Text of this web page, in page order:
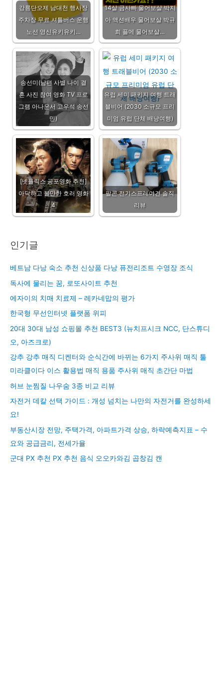
강릉단오제 남대천 행사장
주차장 무료 셔틀버스 운행
노선 영신유키유키…
14살 금사빠 물어보살 박지
아 액션배우 물어보살 박규
희 플메 물어보살…
송선미(남편 사별 나이 결
혼 사진 참여 영화 TV 프로
그램 아나운서 고우석 송선
민)
유럽 세미 패키지 여행 트래
블비어 (2030 소규모 프리
미엄 유럽 단체 배낭여행)
[넷플릭스 공포영화 추천]
아닥하고 볼만한 호러 영화
4
팔콘 전기스프레이건 솔직
리뷰
인기글
베트남 다낭 숙소 추천 신상품 다낭 퓨전리조트 수영장 조식
독사에 물리는 꿈, 로또사이트 추천
에자이의 치매 치료제 – 레카네맙의 평가
한국형 무선인터넷 플랫폼 위피
20대 30대 남성 쇼핑몰 추천 BEST3 (뉴치프시크 NCC, 단스튜디
오, 아즈크로)
강추 강추 매직 디켄터와 순식간에 바뀌는 6가지 주사위 매직 툴
미라클이다 이스 활용법 매직 용품 주사위 매직 초간단 마법
허브 눈찜질 나우숨 3종 비교 리뷰
자전거 데칼 선택 가이드 : 개성 넘치는 나만의 자전거를 완성하세
요!
부동산시장 전망, 주택가격, 아파트가격 상승, 하락예측지표 – 수
요와 공급금리, 전세가율
군대 PX 추천 PX 추천 음식 오오카와김 곱창김 캔